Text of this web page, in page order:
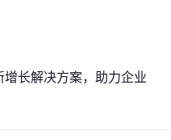
长解决方案，助力企业